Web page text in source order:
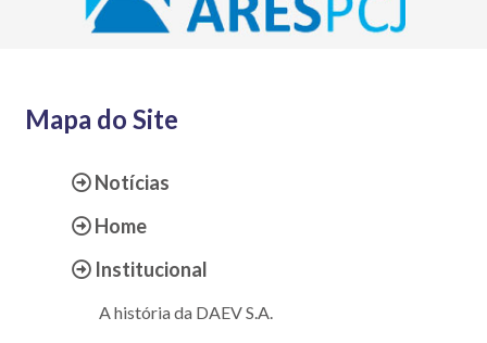
Mapa do Site
Notícias
Home
Institucional
A história da DAEV S.A.